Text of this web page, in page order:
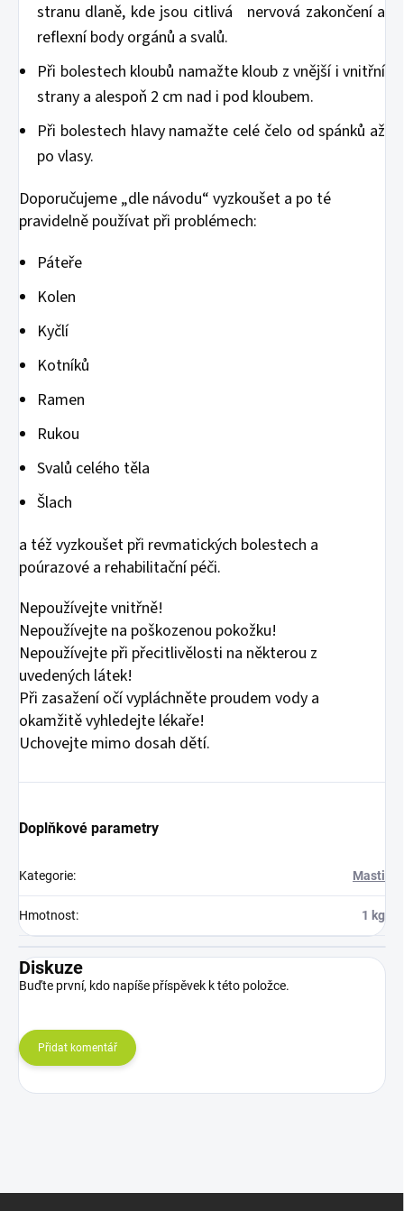
stranu dlaně, kde jsou citlivá nervová zakončení a
reflexní body orgánů a svalů.
Při bolestech kloubů namažte kloub z vnější i vnitřní
strany a alespoň 2 cm nad i pod kloubem.
Při bolestech hlavy namažte celé čelo od spánků až
po vlasy.
Doporučujeme „dle návodu“ vyzkoušet a po té
pravidelně používat při problémech:
Páteře
Kolen
Kyčlí
Kotníků
Ramen
Rukou
Svalů celého těla
Šlach
a též vyzkoušet při revmatických bolestech a
poúrazové a rehabilitační péči.
Nepoužívejte vnitřně!
Nepoužívejte na poškozenou pokožku!
Nepoužívejte při přecitlivělosti na některou z
uvedených látek!
Při zasažení očí vypláchněte proudem vody a
okamžitě vyhledejte lékaře!
Uchovejte mimo dosah dětí.
Doplňkové parametry
Kategorie: Masti
Hmotnost: 1 kg
Diskuze
Buďte první, kdo napíše příspěvek k této položce.
Přidat komentář